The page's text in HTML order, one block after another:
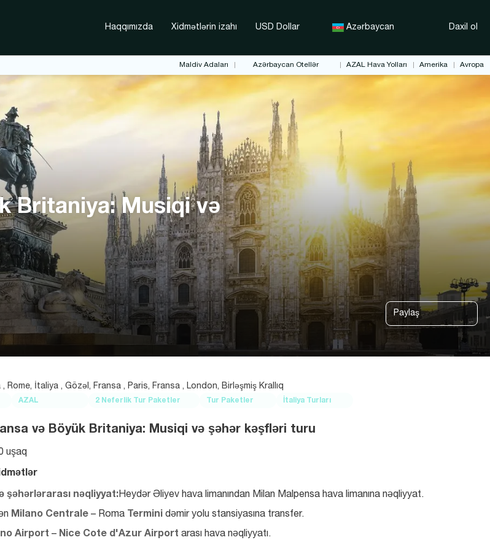
Haqqımızda Xidmətlərin izahı USD Dollar Azərbaycan Daxil ol
Maldiv Adaları Azərbaycan Otellər AZAL Hava Yolları Amerika Avropa
Britaniya: Musiqi və
Paylaş
Rome, İtaliya , Gözəl, Fransa , Paris, Fransa , London, Birləşmiş Krallıq
AZAL 2 Neferlik Tur Paketler Tur Paketler İtaliya Turları
və Böyük Britaniya: Musiqi və şəhər kəşfləri turu
uşaq
şəhərlərarası nəqliyyat:Heydər Əliyev hava limanından Milan Malpensa hava limanına nəqliyyat.
Milano Centrale – Roma Termini dəmir yolu stansiyasına transfer.
Airport – Nice Cote d'Azur Airport arası hava nəqliyyatı.